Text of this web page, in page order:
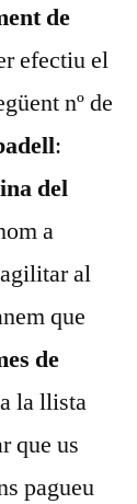
de
efectiu el
nº de
:
del
a
al
que
de
la llista
que us
pagueu